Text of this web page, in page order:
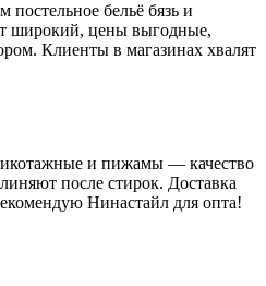
постельное бельё бязь и
широкий, цены выгодные,
Клиенты в магазинах хвалят
и пижамы — качество
после стирок. Доставка
Нинастайл для опта!